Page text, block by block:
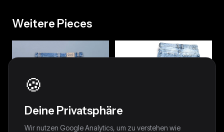
Weitere Pieces
🍪
Deine Privatsphäre
Wir nutzen Google Analytics, um zu verstehen wie